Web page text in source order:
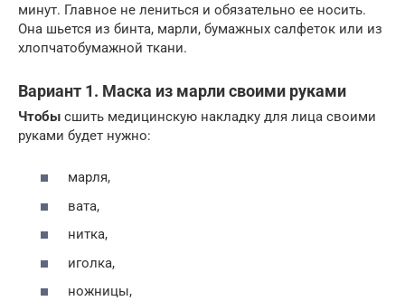
минут. Главное не лениться и обязательно ее носить.
Она шьется из бинта, марли, бумажных салфеток или из
хлопчатобумажной ткани.
Вариант 1. Маска из марли своими руками
Чтобы сшить медицинскую накладку для лица своими
руками будет нужно:
марля,
вата,
нитка,
иголка,
ножницы,